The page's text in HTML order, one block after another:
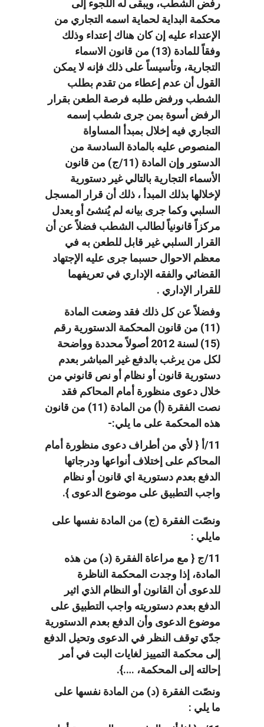
رفض الشطب، ويبقى له اللجوء إلى
محكمة البداية لحماية اسمه التجاري من
الإعتداء عليه إن كان هناك إعتداء وذلك
وفقاً للمادة (13) من قانون الاسماء
التجارية، وتأسيساً على ذلك فإنه لا يمكن
القول أن عدم إعطاء من تقدم بطلب
الشطب ورفض طلبه فرصة الطعن بقرار
الرفض أسوة بمن جرى شطب إسمه
التجاري فيه إخلال بمبدأ المساواة
المنصوص عليه بالمادة السادسة من
الدستور وإن المادة (11/ج) من قانون
الأسماء التجارية بالتالي غير دستورية
لإخلالها بذلك المبدأ ، ذلك أن قرار المسجل
السلبي وكما جرى بيانه لم يُنشئ أو يعدل
مركزاً قانونياً لطالب الشطب فضلاً عن أن
القرار السلبي غير قابل للطعن به في
معظم الاحوال حسبما جرى عليه الإجتهاد
القضائي والفقه الإداري في تعريفهما
للقرار الإداري .
وفضلاً عن كل ذلك فقد وضعت المادة
(11) من قانون المحكمة الدستورية رقم
(15) لسنة 2012 أصولاً محددة وواضحة
لكل من يرغب بالدفع غير المباشر بعدم
دستورية قانون أو نظام أو نص قانوني من
خلال دعوى منظورة أمام المحاكم فقد
نصت الفقرة (أ) من المادة (11) من قانون
هذه المحكمة على ما يلي:-
11/أ { لأي من أطراف دعوى منظورة أمام
المحاكم على إختلاف أنواعها ودرجاتها
الدفع بعدم دستورية اي قانون أو نظام
واجب التطبيق على موضوع الدعوى }.
ونصّت الفقرة (ج) من المادة نفسها على
مايلي :
11/ج { مع مراعاة الفقرة (د) من هذه
المادة، إذا وجدت المحكمة الناظرة
للدعوى أن القانون أو النظام الذي اثير
الدفع بعدم دستوريته واجب التطبيق على
موضوع الدعوى وأن الدفع بعدم الدستورية
جدّي توقف النظر في الدعوى وتحيل الدفع
إلى محكمة التمييز لغايات البت في أمر
إحالته إلى المحكمة، ….}.
ونصّت الفقرة (د) من المادة نفسها على
ما يلي :